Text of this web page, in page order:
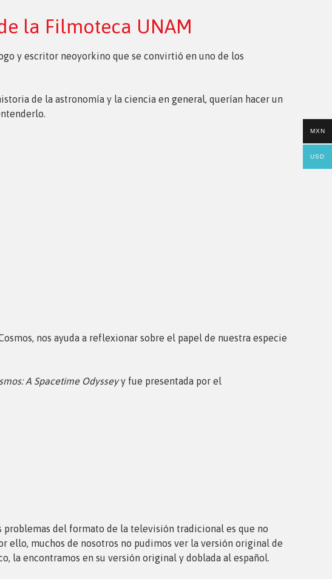
la Filmoteca UNAM
y escritor neoyorkino que se convirtió en uno de los
de la astronomía y la ciencia en general, querían hacer un
nos ayuda a reflexionar sobre el papel de nuestra especie
A Spacetime Odysseyy fue presentada por el
problemas del formato de la televisión tradicional es que no
ello, muchos de nosotros no pudimos ver la versión original de
la encontramos en su versión original y doblada al español.
MXN
USD